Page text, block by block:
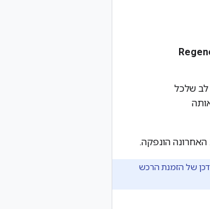
לב שלכל
לאותה
הונפקה.
לא תראו את המספר המעודכן של הזמנת הרכש